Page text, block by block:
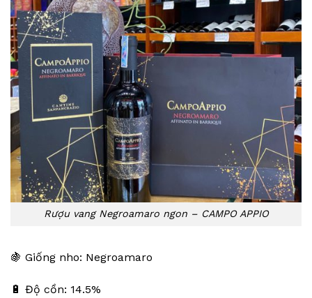
Rượu vang Negroamaro ngon – CAMPO APPIO
🍇 Giống nho: Negroamaro
🔋 Độ cồn: 14.5%